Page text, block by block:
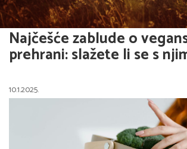
Najčešće zablude o
prehrani: slažete li se s
10.1.2025.